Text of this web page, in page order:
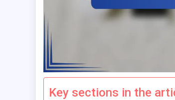
Key sections in the